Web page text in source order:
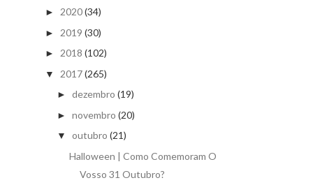
► 2020(34)
► 2019 (30)
► 2018 (102)
▼ 2017(265)
► dezembro (19)
► novembro (20)
▼ outubro (21)
Halloween | Como Comemoram O
Vosso 31 Outubro?